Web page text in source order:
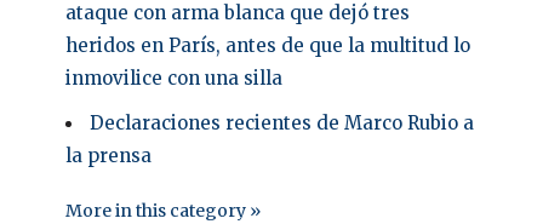
ataque con arma blanca que dejó tres
heridos en París, antes de que la multitud lo
inmovilice con una silla
Declaraciones recientes de Marco Rubio a
la prensa
More in this category »